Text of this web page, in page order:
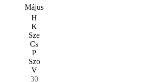
Május
H
K
Sze
Cs
P
Szo
V
30